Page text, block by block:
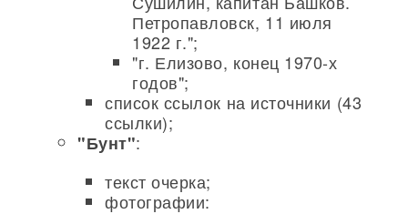
Петропавловск, 11 июля
1922 г.";
"г. Елизово, конец 1970-х
годов";
список ссылок на источники (43
ссылки);
"Бунт":
текст очерка;
фотографии: